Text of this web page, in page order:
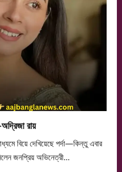
রায়
বিয়ে দেখিয়েছে পর্দা—কিন্তু এবার
জনপ্রিয় অভিনেত্রী...